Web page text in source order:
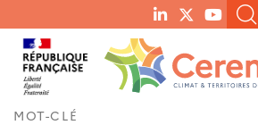
menu
social
links
RECHERCHER UN MOT-CLÉ, UNE PUBLICATION, ETC.
QUE RECHERCHEZ-VOUS ?
MOT-CLÉ